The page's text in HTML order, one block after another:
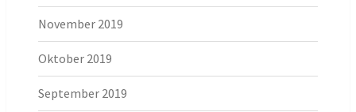
November 2019
Oktober 2019
September 2019